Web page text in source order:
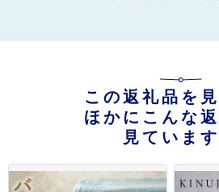
この返礼品を
ほかにこんな
見ています